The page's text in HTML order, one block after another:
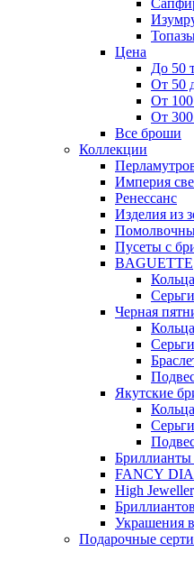
Цена
До 50
От 50
От
От
Все броши
Коллекции
Империя
Ренессанс
Изделия из
Пусеты с
BAGUETTE
Кольца
Серьги
Черная
Кольца
Серьги
Якутские
Кольца
Серьги
Бриллианты
FANCY
High
Украшения
Подарочные